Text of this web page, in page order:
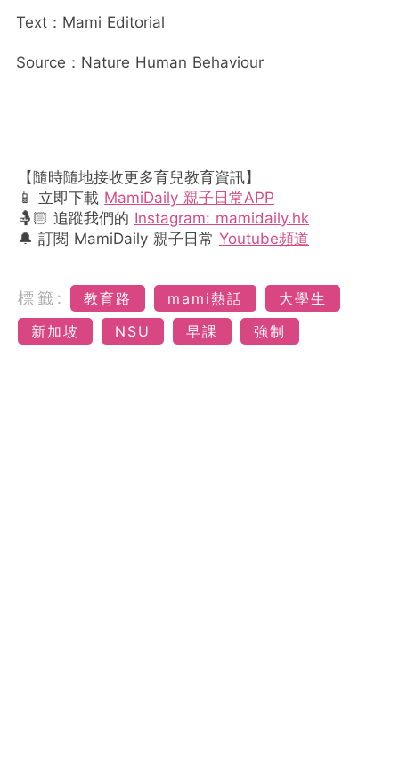
Text：Mami Editorial
Source：Nature Human Behaviour
【隨時隨地接收更多育兒教育資訊】
📱 立即下載 MamiDaily 親子日常APP
🤱🏻 追蹤我們的 Instagram: mamidaily.hk
🔔 訂閱 MamiDaily 親子日常 Youtube頻道
標籤: 教育路 mami熱話
大學生
新加坡
NSU 早課 強制